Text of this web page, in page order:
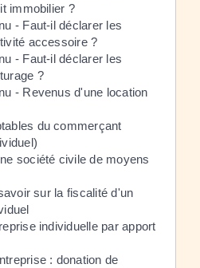
immobilier ?
- Faut-il déclarer les
accessoire ?
- Faut-il déclarer les
?
- Revenus d'une location
du commerçant
société civile de moyens
sur la fiscalité d'un
individuelle par apport
: donation de